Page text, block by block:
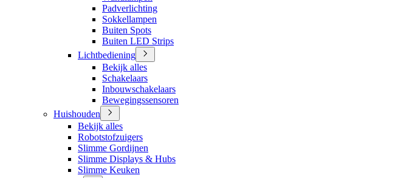
Padverlichting
Sokkellampen
Buiten Spots
Buiten LED Strips
Lichtbediening
Bekijk alles
Schakelaars
Inbouwschakelaars
Bewegingssensoren
Huishouden
Bekijk alles
Robotstofzuigers
Slimme Gordijnen
Slimme Displays & Hubs
Slimme Keuken